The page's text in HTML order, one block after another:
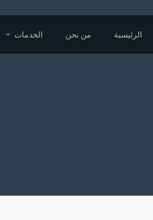
الرئيسية من نحن الخدمات